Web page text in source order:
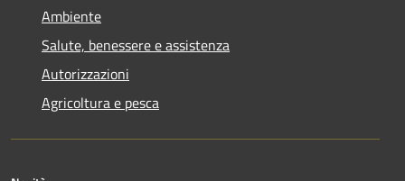
Ambiente
Salute, benessere e assistenza
Autorizzazioni
Agricoltura e pesca